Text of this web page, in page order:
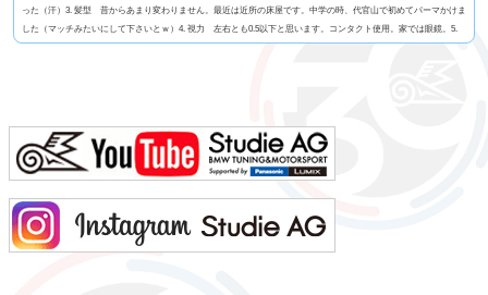
った（汗）3. 髪型 昔からあまり変わりません。最近は近所の床屋です。中学の時、代官山で初めてパーマかけま
した（マッチみたいにして下さいとｗ）4. 視力 左右とも0.5以下と思います。コンタクト使用。家では眼鏡。5.